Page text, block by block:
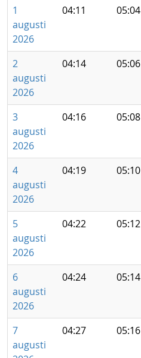
1
augusti
2026
04:11 05:04
2
augusti
2026
04:14 05:06
3
augusti
2026
04:16 05:08
4
augusti
2026
04:19 05:10
5
augusti
2026
04:22 05:12
6
augusti
2026
04:24 05:14
7
augusti
04:27 05:16